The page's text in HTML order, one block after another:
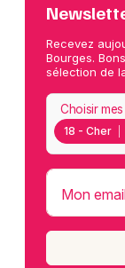
Recevez
Bourges.
sélection de
18 - Cher
Choisir
Mon